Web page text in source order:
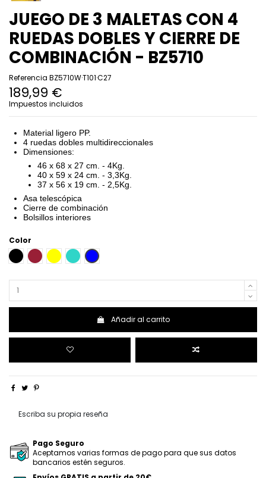
JUEGO DE 3 MALETAS CON 4
RUEDAS DOBLES Y CIERRE DE
COMBINACIÓN - BZ5710
Referencia BZ5710W·T101·C27
189,99 €
Impuestos incluidos
Material ligero PP.
4 ruedas dobles multidireccionales
Dimensiones:
46 x 68 x 27 cm. - 4Kg.
40 x 59 x 24 cm. - 3,3Kg.
37 x 56 x 19 cm. - 2,5Kg.
Asa telescópica
Cierre de combinación
Bolsillos interiores
Color
NEGRO GRANATEAMARILLOGASOLINA
AZUL
Añadir al carrito
Escriba su propia reseña
Pago Seguro
Aceptamos varias formas de pago para que sus datos
bancarios estén seguros.